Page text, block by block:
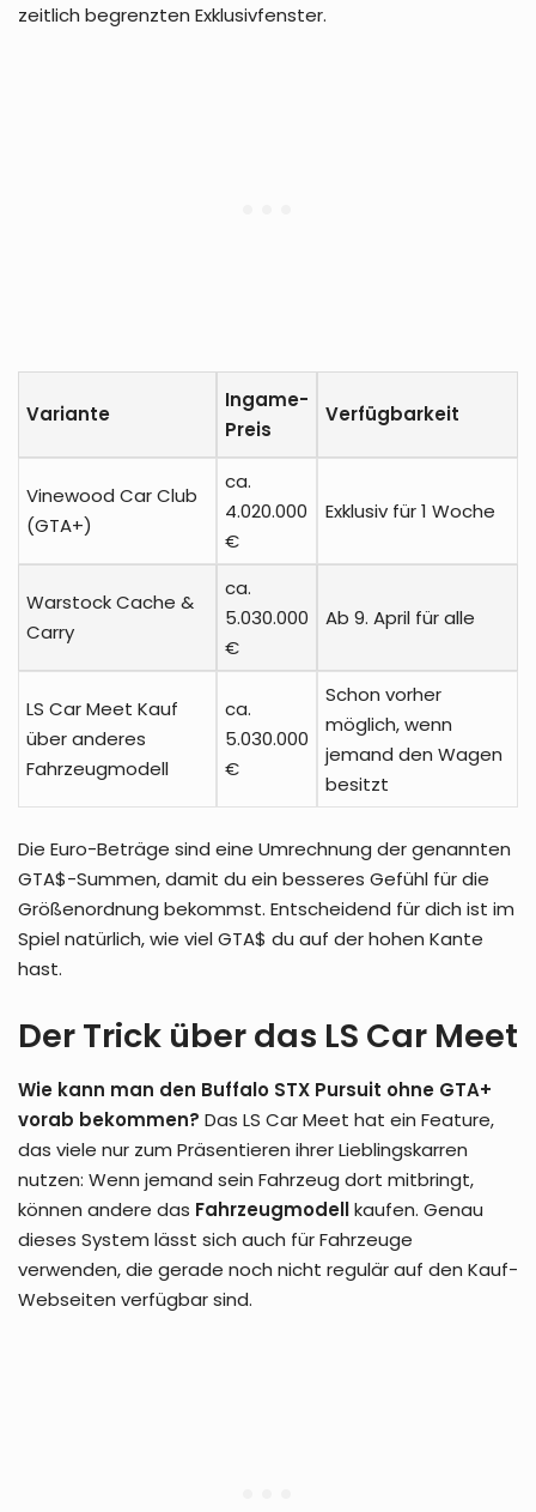
zeitlich begrenzten Exklusivfenster.
Variante
Ingame-
Preis
Verfügbarkeit
Vinewood Car Club
(GTA+)
ca.
4.020.000
€
Exklusiv für 1 Woche
Warstock Cache &
Carry
ca.
5.030.000
€
Ab 9. April für alle
LS Car Meet Kauf
über anderes
Fahrzeugmodell
ca.
5.030.000
€
Schon vorher
möglich, wenn
jemand den Wagen
besitzt
Die Euro-Beträge sind eine Umrechnung der genannten
GTA$-Summen, damit du ein besseres Gefühl für die
Größenordnung bekommst. Entscheidend für dich ist im
Spiel natürlich, wie viel GTA$ du auf der hohen Kante
hast.
Der Trick über das LS Car Meet
Wie kann man den Buffalo STX Pursuit ohne GTA+
vorab bekommen? Das LS Car Meet hat ein Feature,
das viele nur zum Präsentieren ihrer Lieblingskarren
nutzen: Wenn jemand sein Fahrzeug dort mitbringt,
können andere das Fahrzeugmodellkaufen. Genau
dieses System lässt sich auch für Fahrzeuge
verwenden, die gerade noch nicht regulär auf den Kauf-
Webseiten verfügbar sind.